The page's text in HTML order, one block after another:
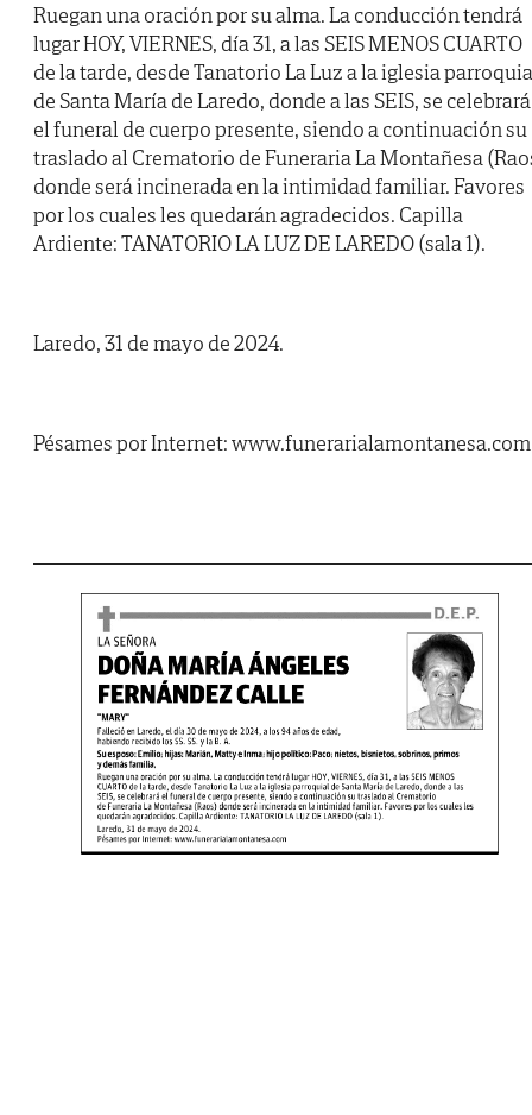
Ruegan una oración por su alma. La conducción tendrá
lugar HOY, VIERNES, día 31, a las SEIS MENOS CUARTO
de la tarde, desde Tanatorio La Luz a la iglesia
de Santa María de Laredo, donde a las SEIS, se celebrará
el funeral de cuerpo presente, siendo a continuación su
traslado al Crematorio de Funeraria La Montañesa
donde será incinerada en la intimidad familiar. Favores
por los cuales les quedarán agradecidos. Capilla
Ardiente: TANATORIO LA LUZ DE LAREDO (sala 1).
Laredo, 31 de mayo de 2024.
Pésames por Internet: www.funerarialamontanesa.com